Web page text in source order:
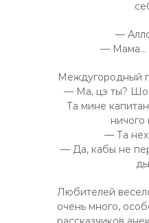
—
— Мама…
Междугородный
— Ма, цэ ты?
Та мине
— Та
— Да, кабы не
Любителей
очень много,